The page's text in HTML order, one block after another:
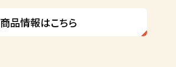
商品情報はこちら